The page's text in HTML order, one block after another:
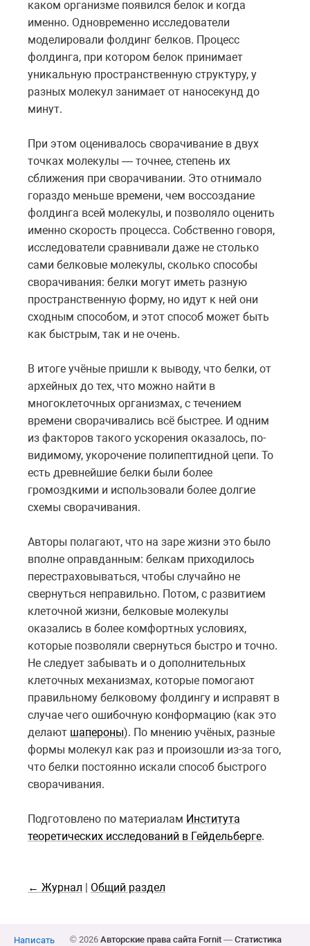
каком организме появился белок и когда
именно. Одновременно исследователи
моделировали фолдинг белков. Процесс
фолдинга, при котором белок принимает
уникальную пространственную структуру, у
разных молекул занимает от наносекунд до
минут.
При этом оценивалось сворачивание в двух
точках молекулы — точнее, степень их
сближения при сворачивании. Это отнимало
гораздо меньше времени, чем воссоздание
фолдинга всей молекулы, и позволяло оценить
именно скорость процесса. Собственно говоря,
исследователи сравнивали даже не столько
сами белковые молекулы, сколько способы
сворачивания: белки могут иметь разную
пространственную форму, но идут к ней они
сходным способом, и этот способ может быть
как быстрым, так и не очень.
В итоге учёные пришли к выводу, что белки, от
архейных до тех, что можно найти в
многоклеточных организмах, с течением
времени сворачивались всё быстрее. И одним
из факторов такого ускорения оказалось, по-
видимому, укорочение полипептидной цепи. То
есть древнейшие белки были более
громоздкими и использовали более долгие
схемы сворачивания.
Авторы полагают, что на заре жизни это было
вполне оправданным: белкам приходилось
перестраховываться, чтобы случайно не
свернуться неправильно. Потом, с развитием
клеточной жизни, белковые молекулы
оказались в более комфортных условиях,
которые позволяли свернуться быстро и точно.
Не следует забывать и о дополнительных
клеточных механизмах, которые помогают
правильному белковому фолдингу и исправят в
случае чего ошибочную конформацию (как это
делают шапероны). По мнению учёных, разные
формы молекул как раз и произошли из-за того,
что белки постоянно искали способ быстрого
сворачивания.
Подготовлено по материалам Института
теоретических исследований в Гейдельберге.
← Журнал | Общий раздел
Написать © 2026 Авторские права сайта Fornit— Статистика